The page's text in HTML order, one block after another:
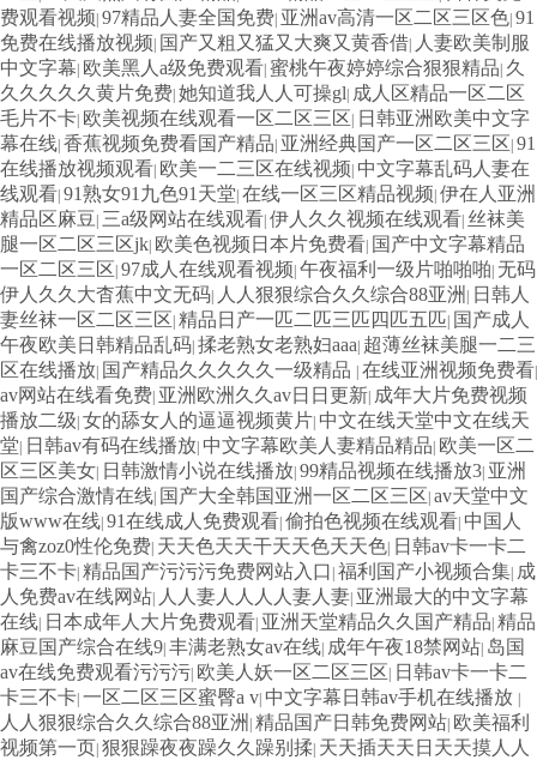
费观看视频| 97精品人妻全国免费| 亚洲av高清一区二区三区色| 91
免费在线播放视频| 国产又粗又猛又大爽又黄香借| 人妻欧美制服
中文字幕| 欧美黑人a级免费观看| 蜜桃午夜婷婷综合狠狠精品| 久
久久久久久黄片免费| 她知道我人人可操gl| 成人区精品一区二区
毛片不卡| 欧美视频在线观看一区二区三区| 日韩亚洲欧美中文字
幕在线| 香蕉视频免费看国产精品| 亚洲经典国产一区二区三区| 91
在线播放视频观看| 欧美一二三区在线视频| 中文字幕乱码人妻在
线观看| 91熟女91九色91天堂| 在线一区三区精品视频| 伊在人亚洲
精品区麻豆 | 三a级网站在线观看| 伊人久久视频在线观看| 丝袜美
腿一区二区三区jk| 欧美色视频日本片免费看| 国产中文字幕精品
一区二区三区| 97成人在线观看视频| 午夜福利一级片啪啪啪| 无码
伊人久久大杳蕉中文无码| 人人狠狠综合久久综合88亚洲 | 日韩人
妻丝袜一区二区三区| 精品日产一匹二匹三匹四匹五匹| 国产成人
午夜欧美日韩精品乱码| 揉老熟女老熟妇aaa| 超薄丝袜美腿一二三
区在线播放| 国产精品久久久久久一级精品 | 在线亚洲视频免费看|
av网站在线看免费| 亚洲欧洲久久av日日更新| 成年大片免费视频
播放二级| 女的舔女人的逼逼视频黄片| 中文在线天堂中文在线天
堂| 日韩av有码在线播放| 中文字幕欧美人妻精品精品| 欧美一区二
区三区美女| 日韩激情小说在线播放| 99精品视频在线播放3| 亚洲
国产综合激情在线| 国产大全韩国亚洲一区二区三区| av天堂中文
版www在线| 91在线成人免费观看| 偷拍色视频在线观看| 中国人
与禽zoz0性伦免费| 天天色天天干天天色天天色| 日韩av卡一卡二
卡三不卡| 精品国产污污污免费网站入口 | 福利国产小视频合集| 成
人免费av在线网站| 人人妻人人人人妻人妻| 亚洲最大的中文字幕
在线| 日本成年人大片免费观看| 亚洲天堂精品久久国产精品| 精品
麻豆国产综合在线9| 丰满老熟女av在线| 成年午夜18禁网站| 岛国
av在线免费观看污污污| 欧美人妖一区二区三区| 日韩av卡一卡二
卡三不卡| 一区二区三区蜜臀a v| 中文字幕日韩av手机在线播放 |
人人狠狠综合久久综合88亚洲 | 精品国产日韩免费网站| 欧美福利
视频第一页| 狠狠躁夜夜躁久久躁别揉| 天天插天天日天天摸人人